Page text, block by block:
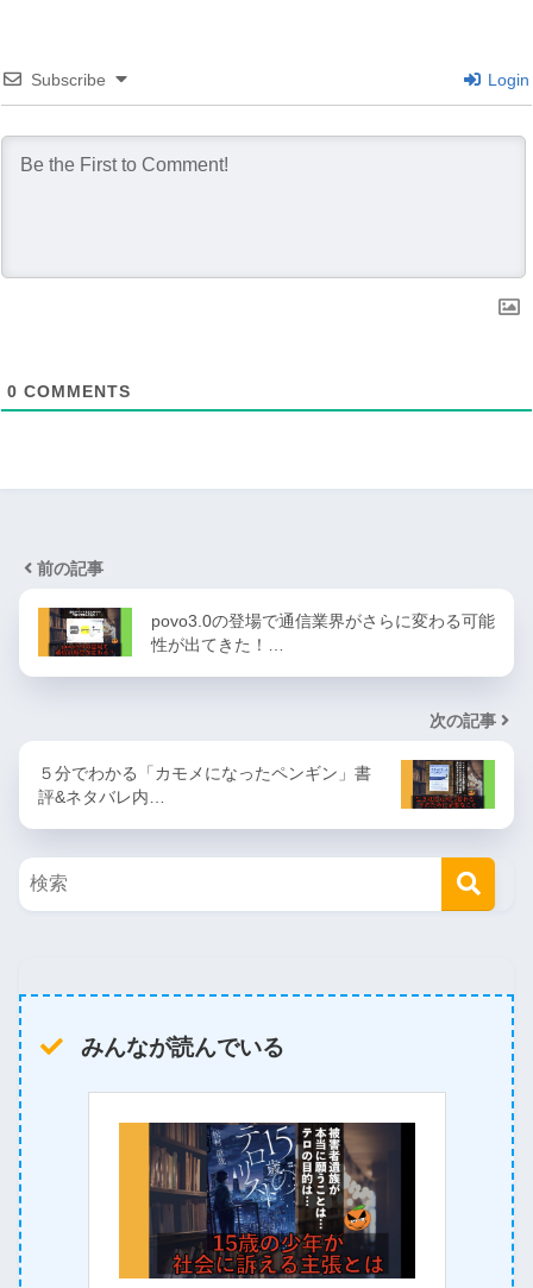
Subscribe Login
0 COMMENTS
前の記事
povo3.0の登場で通信業界がさらに変わる可能
性が出てきた！…
次の記事
５分でわかる「カモメになったペンギン」書
評&ネタバレ内…
みんなが読んでいる